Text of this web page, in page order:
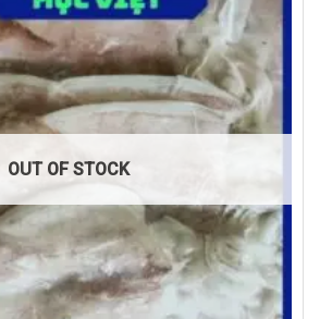
OUT OF STOCK